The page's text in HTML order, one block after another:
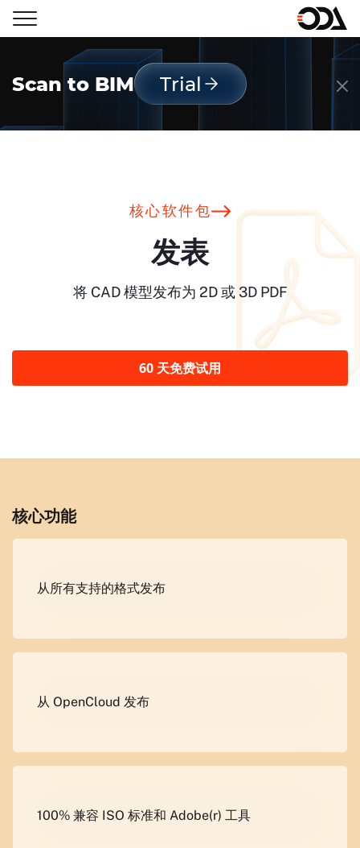
Scan to BIM Trial
核心软件包
发表
将 CAD 模型发布为 2D 或 3D PDF
60 天免费试用
核心功能
从所有支持的格式发布
从 OpenCloud 发布
100% 兼容 ISO 标准和 Adobe(r) 工具